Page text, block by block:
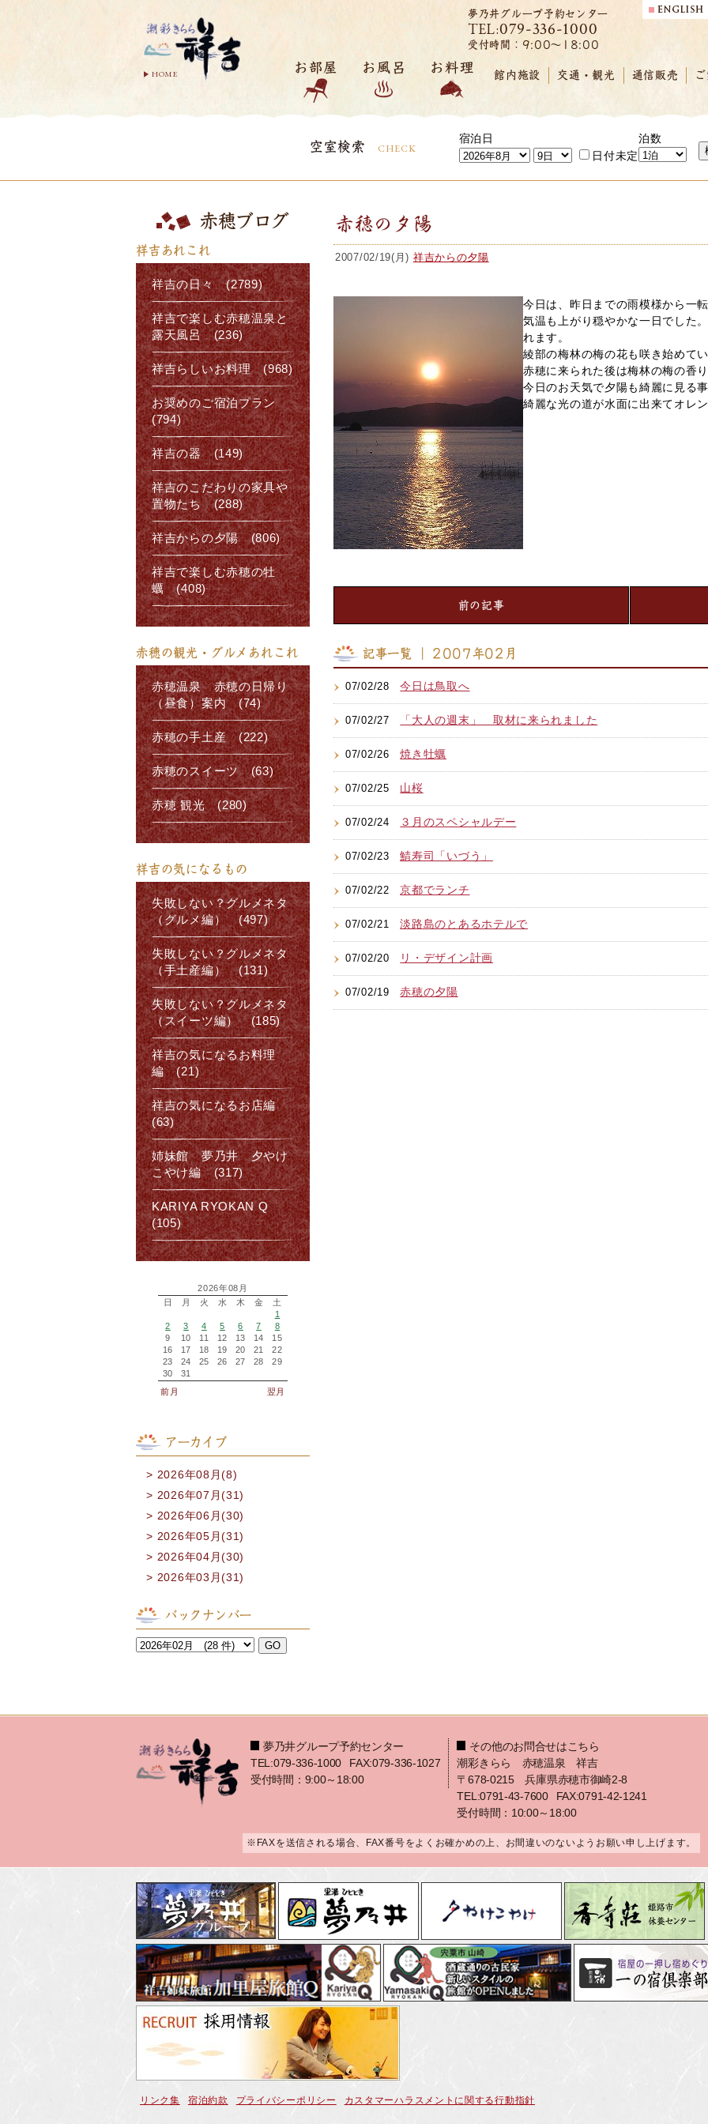
HOME
夢乃井グループ予約センター
TEL:079-336-1000
受付時間：9:00～18:00
お部屋 お風呂 お料理
館内施設 交通・観光 通信販売
空室検索 CHECK
宿泊日
日付未定
泊数
赤穂の夕陽
2007/02/19(月) 祥吉からの夕陽
今日は、昨日までの雨模様から一
気温も上がり穏やかな一日でした
れます。
綾部の梅林の梅の花も咲き始めてい
赤穂に来られた後は梅林の梅の香
今日のお天気で夕陽も綺麗に見る
綺麗な光の道が水面に出来てオレ
前の記事
記事一覧 ｜ 2007年02月
07/02/28今日は鳥取へ
07/02/27 「大人の週末」 取材に来られました
07/02/26焼き牡蠣
07/02/25 山桜
07/02/24 ３月のスペシャルデー
07/02/23鯖寿司「いづう」
07/02/22京都でランチ
07/02/21淡路島のとあるホテルで
07/02/20 リ・デザイン計画
07/02/19赤穂の夕陽
赤穂ブログ
祥吉あれこれ
祥吉の日々 (2789)
祥吉で楽しむ赤穂温泉と
露天風呂 (236)
祥吉らしいお料理 (968)
お奨めのご宿泊プラン
(794)
祥吉の器 (149)
祥吉のこだわりの家具や
置物たち (288)
祥吉からの夕陽 (806)
祥吉で楽しむ赤穂の牡
蠣 (408)
赤穂の観光・グルメあれこれ
赤穂温泉 赤穂の日帰り
（昼食）案内 (74)
赤穂の手土産 (222)
赤穂のスイーツ (63)
赤穂 観光 (280)
祥吉の気になるもの
失敗しない？グルメネタ
（グルメ編） (497)
失敗しない？グルメネタ
（手土産編） (131)
失敗しない？グルメネタ
（スイーツ編） (185)
祥吉の気になるお料理
編 (21)
祥吉の気になるお店編
(63)
姉妹館 夢乃井 夕やけ
こやけ編 (317)
KARIYA RYOKAN Q
(105)
2026年08月
日
月 火 水 木 金
土
1
2
3 4 5 6 7
8
9
10 11 12 13 14
15
16
17 18 19 20 21
22
23
24 25 26 27 28
29
30
31
前月
翌月
アーカイブ
2026年08月(8)
2026年07月(31)
2026年06月(30)
2026年05月(31)
2026年04月(30)
2026年03月(31)
バックナンバー
夢乃井グループ予約センター
TEL:079-336-1000
FAX:079-336-1027
受付時間：9:00～18:00
その他のお問合せはこちら
潮彩きらら 赤穂温泉 祥吉
〒678-0215 兵庫県赤穂市御崎2-8
TEL:0791-43-7600
FAX:0791-42-1241
受付時間：10:00～18:00
※FAXを送信される場合、FAX番号をよくお確かめの上、お間違いのないようお願い申し上げます。
リンク集 宿泊約款 プライバシーポリシー カスタマーハラスメントに関する行動指針